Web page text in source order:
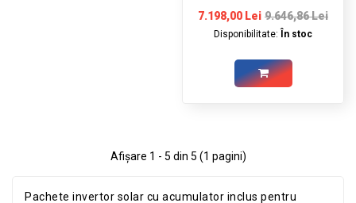
7.198,00 Lei 9.646,86 Lei
Disponibilitate: În stoc
Afişare 1 - 5 din 5 (1 pagini)
Pachete invertor solar cu acumulator inclus pentru